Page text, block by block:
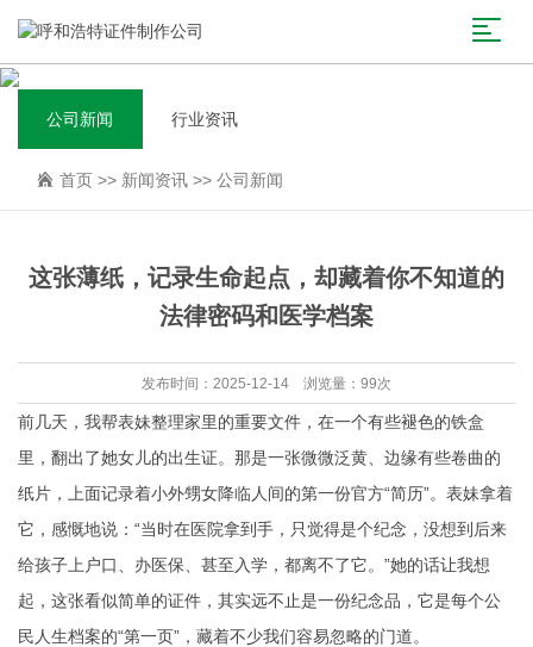
公司新闻 行业资讯
首页 >> 新闻资讯 >> 公司新闻
这张薄纸，记录生命起点，却藏着你不知道的
法律密码和医学档案
发布时间：2025-12-14 浏览量：99次
前几天，我帮表妹整理家里的重要文件，在一个有些褪色的铁盒
里，翻出了她女儿的出生证。那是一张微微泛黄、边缘有些卷曲的
纸片，上面记录着小外甥女降临人间的第一份官方“简历”。表妹拿着
它，感慨地说：“当时在医院拿到手，只觉得是个纪念，没想到后来
给孩子上户口、办医保、甚至入学，都离不了它。”她的话让我想
起，这张看似简单的证件，其实远不止是一份纪念品，它是每个公
民人生档案的“第一页”，藏着不少我们容易忽略的门道。